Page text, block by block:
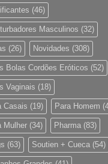
(46)
Masculinos (32)
(26) Novidades (308)
Bolas Cordões Eróticos (52)
Vaginais (18)
Casais (19) Para Homem
Mulher (34) Pharma (83)
(63) Soutien + Cueca (54)